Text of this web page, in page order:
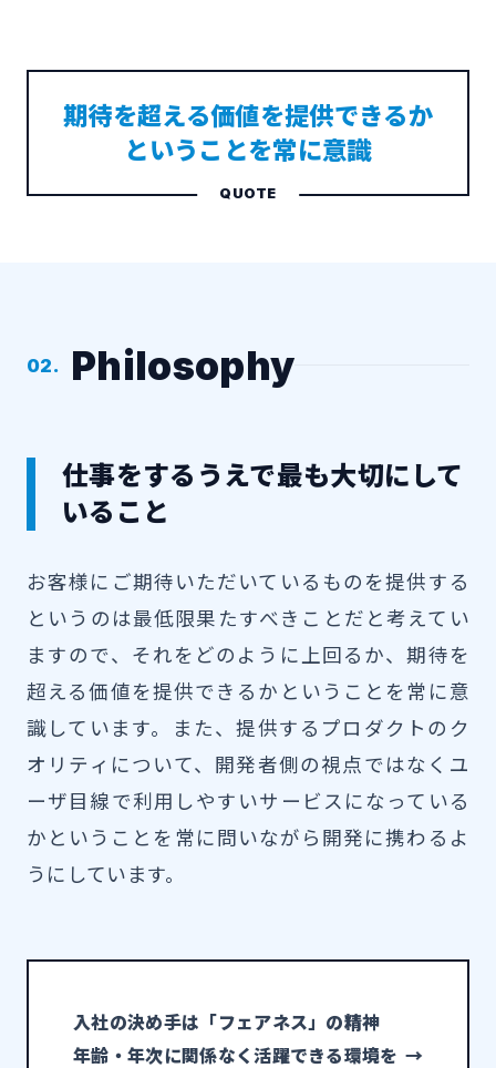
期待を超える価値を提供できるか
ということを常に意識
02. Philosophy
仕事をするうえで最も大切にして
いること
お客様にご期待いただいているものを提供する
というのは最低限果たすべきことだと考えてい
ますので、それをどのように上回るか、期待を
超える価値を提供できるかということを常に意
識しています。また、提供するプロダクトのク
オリティについて、開発者側の視点ではなくユ
ーザ目線で利用しやすいサービスになっている
かということを常に問いながら開発に携わるよ
うにしています。
入社の決め手は「フェアネス」の精神
年齢・年次に関係なく活躍できる環境を →